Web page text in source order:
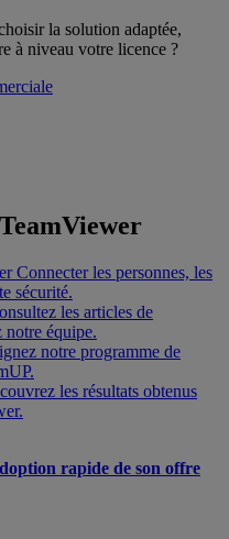
la solution adaptée,
à niveau votre licence ?
Connecter les personnes, les
sécurité.
les articles de
notre équipe.
notre programme de
les résultats obtenus
rapide de son offre